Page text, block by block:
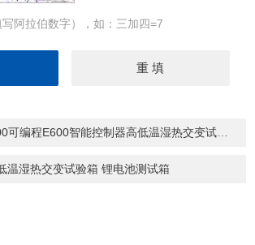
阿拉伯数字），如：三加四=7
可编程E600智能控制器高低温湿热交变试验箱
温湿热交变试验箱 锂电池测试箱